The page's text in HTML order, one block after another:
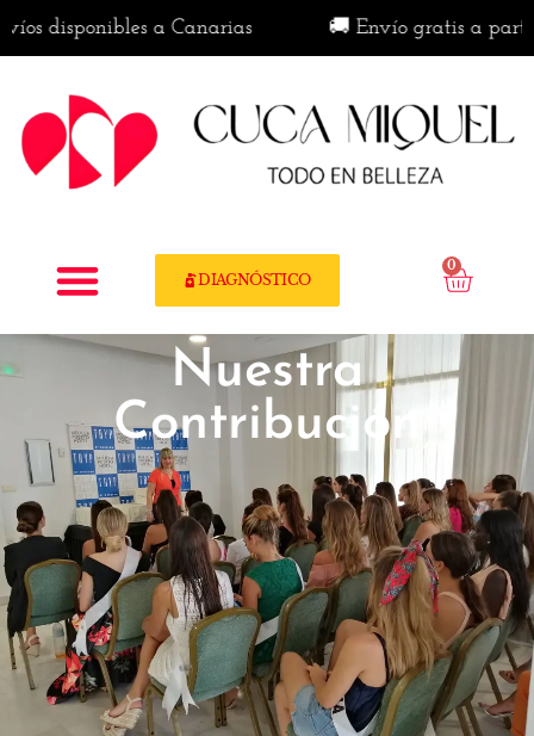
disponibles a Canarias 🚚 Envío gratis a partir
DIAGNÓSTICO
0
Nuestra
Contribución